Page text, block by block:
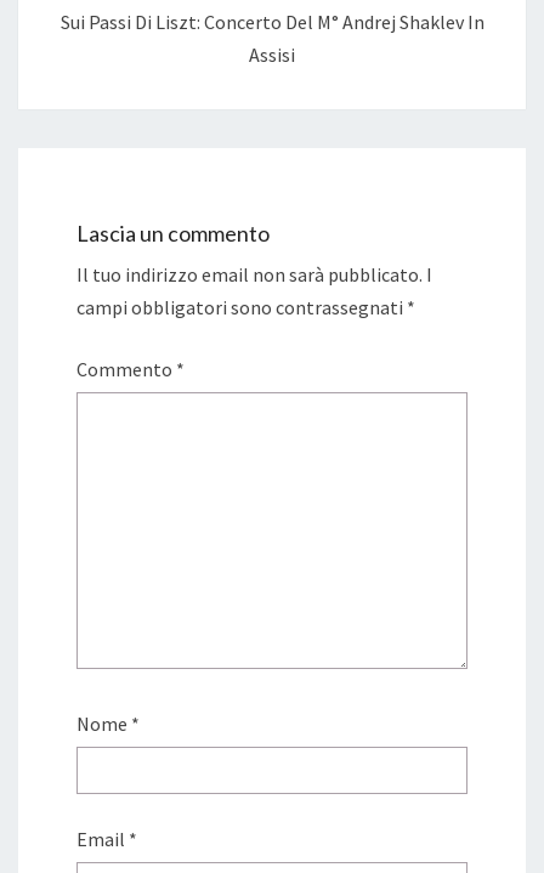
Sui Passi Di Liszt: Concerto Del M° Andrej Shaklev In
Assisi
Lascia un commento
Il tuo indirizzo email non sarà pubblicato. I
campi obbligatori sono contrassegnati *
Commento *
Nome *
Email *